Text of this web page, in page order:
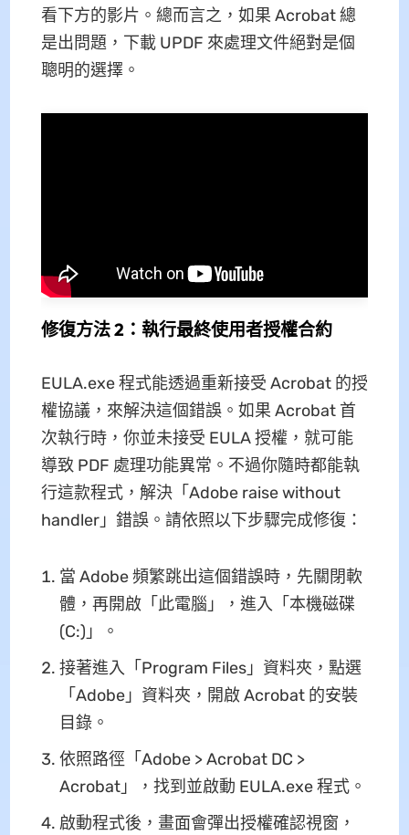
看下方的影片。總而言之，如果 Acrobat 總
是出問題，下載 UPDF 來處理文件絕對是個
聰明的選擇。
修復方法 2：執行最終使用者授權合約
EULA.exe 程式能透過重新接受 Acrobat 的授
權協議，來解決這個錯誤。如果 Acrobat 首
次執行時，你並未接受 EULA 授權，就可能
導致 PDF 處理功能異常。不過你隨時都能執
行這款程式，解決「Adobe raise without
handler」錯誤。請依照以下步驟完成修復：
當 Adobe 頻繁跳出這個錯誤時，先關閉軟
體，再開啟「此電腦」，進入「本機磁碟
(C:)」。
接著進入「Program Files」資料夾，點選
「Adobe」資料夾，開啟 Acrobat 的安裝
目錄。
依照路徑「Adobe > Acrobat DC >
Acrobat」，找到並啟動 EULA.exe 程式。
啟動程式後，畫面會彈出授權確認視窗，